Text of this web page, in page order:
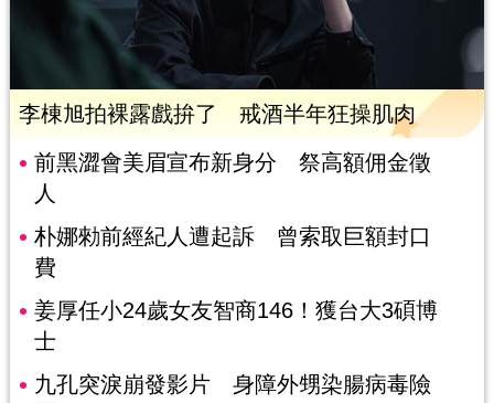
李棟旭拍裸露戲拚了 戒酒半年狂操肌肉
前黑澀會美眉宣布新身分 祭高額佣金徵
人
朴娜勑前經紀人遭起訴 曾索取巨額封口
費
姜厚任小24歲女友智商146！獲台大3碩博
士
九孔突淚崩發影片 身障外甥染腸病毒險